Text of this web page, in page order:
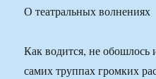
О театральных волнениях
Как водится, не обошлось
самих труппах громких